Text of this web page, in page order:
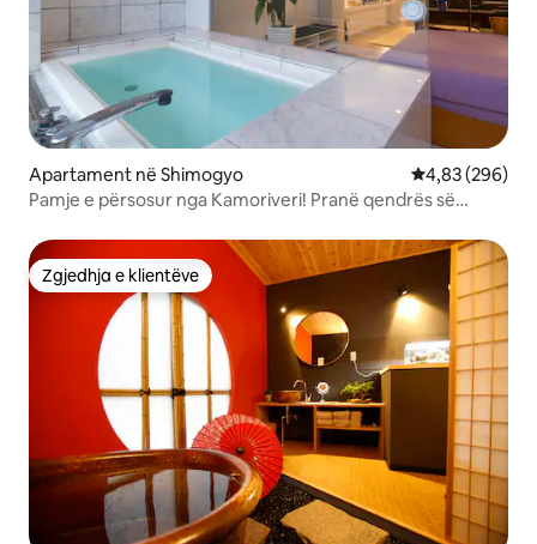
Apartament në Shimogyo Vlerësimi
4,83 (296)
Pamje e përsosur nga Kamoriveri! Pranë qendrës së
Zgjedhja e klientëve
Zgjedhja e klientëve